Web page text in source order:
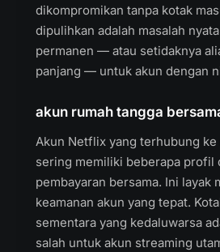
dikompromikan tanpa kotak
dipulihkan adalah masalah
permanen — atau setidaknya
panjang — untuk akun dengan
akun rumah tangga
Akun Netflix yang terhubung ke
sering memiliki beberapa profil
pembayaran bersama. Ini layak
keamanan akun yang tepat.
sementara yang kedaluwarsa
salah untuk akun streaming